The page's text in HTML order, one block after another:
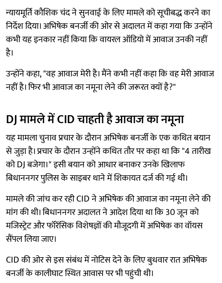
न्यायमूर्ति कौशिक चंद ने सुनवाई के लिए मामले को सूचीबद्ध करने का
निर्देश दिया। अभिषेक बनर्जी की ओर से अदालत में कहा गया कि उन्होंने
कभी यह इनकार नहीं किया कि वायरल ऑडियो में आवाज उनकी नहीं
है।
उन्होंने कहा, "वह आवाज मेरी है। मैंने कभी नहीं कहा कि वह मेरी आवाज
नहीं है। फिर भी आवाज का नमूना लेने की जरूरत क्यों है?"
DJ मामले में CID चाहती है आवाज का नमूना
यह मामला चुनाव प्रचार के दौरान अभिषेक बनर्जी के एक कथित बयान
से जुड़ा है। प्रचार के दौरान उन्होंने कथित तौर पर कहा था कि "4 तारीख
को DJ बजेगा।" इसी बयान को आधार बनाकर उनके खिलाफ
बिधाननगर पुलिस के साइबर थाने में शिकायत दर्ज की गई थी।
मामले की जांच कर रही CID ने अभिषेक की आवाज का नमूना लेने की
मांग की थी। बिधाननगर अदालत ने आदेश दिया था कि 30 जून को
मजिस्ट्रेट और फॉरेंसिक विशेषज्ञों की मौजूदगी में अभिषेक का वॉयस
सैंपल लिया जाए।
CID की ओर से इस संबंध में नोटिस देने के लिए बुधवार रात अभिषेक
बनर्जी के कालीघाट स्थित आवास पर भी पहुंची थी।